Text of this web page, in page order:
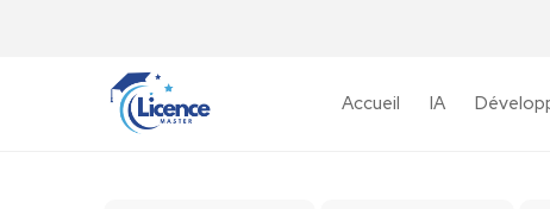
Accueil IA